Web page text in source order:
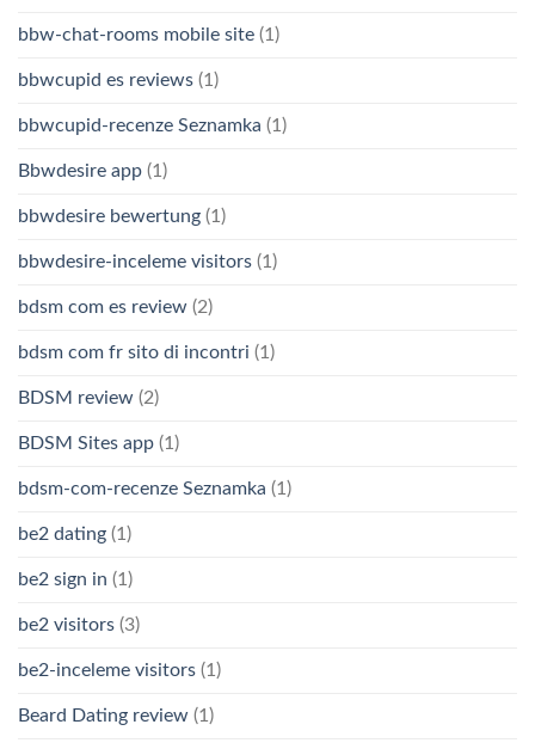
bbw-chat-rooms mobile site (1)
bbwcupid es reviews (1)
bbwcupid-recenze Seznamka (1)
Bbwdesire app (1)
bbwdesire bewertung (1)
bbwdesire-inceleme visitors (1)
bdsm com es review (2)
bdsm com fr sito di incontri (1)
BDSM review (2)
BDSM Sites app (1)
bdsm-com-recenze Seznamka (1)
be2 dating (1)
be2 sign in (1)
be2 visitors (3)
be2-inceleme visitors (1)
Beard Dating review (1)